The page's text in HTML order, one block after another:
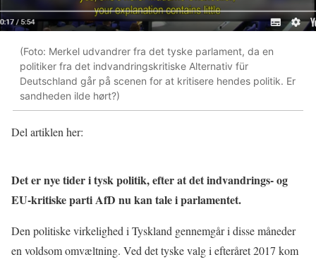
(Foto: Merkel udvandrer fra det tyske parlament, da en
politiker fra det indvandringskritiske Alternativ für
Deutschland går på scenen for at kritisere hendes politik. Er
sandheden ilde hørt?)
Del artiklen her:
Det er nye tider i tysk politik, efter at det indvandrings- og
EU-kritiske parti AfD nu kan tale i parlamentet.
Den politiske virkelighed i Tyskland gennemgår i disse måneder
en voldsom omvæltning. Ved det tyske valg i efteråret 2017 kom